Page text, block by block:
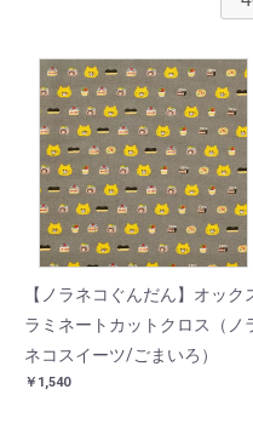
【ノラネコぐんだん】オック
ラミネートカットクロス（ノ
ネコスイーツ/ごまいろ）
￥1,540